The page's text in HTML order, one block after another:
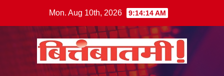
Mon. Aug 10th, 2026 9:14:15 AM